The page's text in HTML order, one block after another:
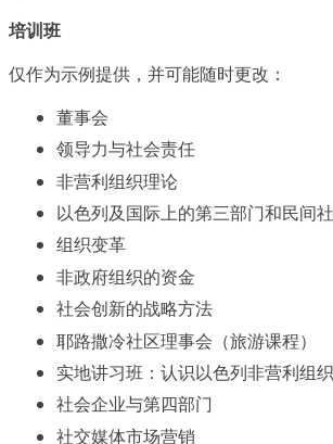
培训班
仅作为示例提供，并可能随时更改：
董事会
领导力与社会责任
非营利组织理论
以色列及国际上的第三部门和民间
组织变革
非政府组织的资金
社会创新的战略方法
耶路撒冷社区理事会（旅游课程）
实地讲习班：认识以色列非营利组织
社会企业与第四部门
社交媒体市场营销